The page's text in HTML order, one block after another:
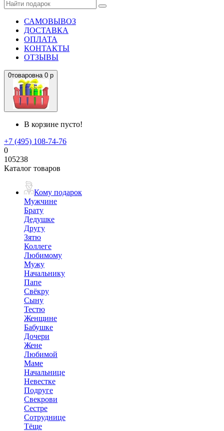
САМОВЫВОЗ
ДОСТАВКА
ОПЛАТА
КОНТАКТЫ
ОТЗЫВЫ
0товаровна 0 р
В корзине пусто!
+7 (495) 108-74-76
0
105238
Каталог товаров
Кому подарок
Мужчине
Брату
Дедушке
Другу
Зятю
Коллеге
Любимому
Мужу
Начальнику
Папе
Свёкру
Сыну
Тестю
Женщине
Бабушке
Дочери
Жене
Любимой
Маме
Начальнице
Невестке
Подруге
Свекрови
Сестре
Сотруднице
Тёще